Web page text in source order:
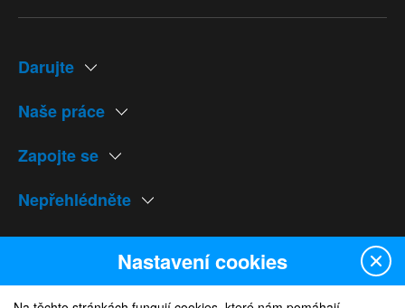
Darujte
Naše práce
Zapojte se
Nepřehlédněte
Naše weby
Nastavení cookies